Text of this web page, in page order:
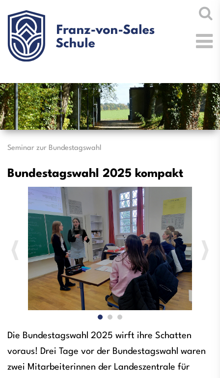
Seminar zur Bundestagswahl
Bundestagswahl 2025 kompakt
Die Bundestagswahl 2025 wirft ihre Schatten
voraus! Drei Tage vor der Bundestagswahl waren
zwei Mitarbeiterinnen der Landeszentrale für